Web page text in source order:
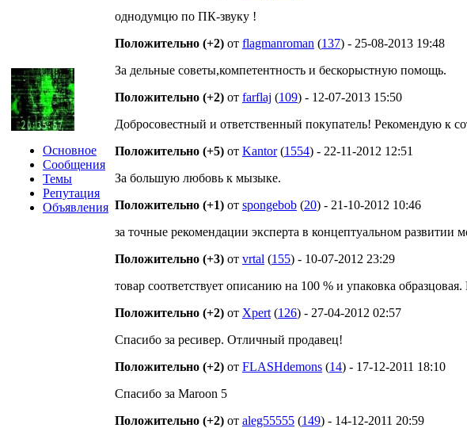
Основное
Сообщения
Темы
Репутация
Объявления
однодумцю по ПК-звуку !
Положительно (+2) от flagmanroman (137) - 25-08-2013 19:48
За дельные советы,компетентность и бескорыстную помощь.
Положительно (+2) от farflaj (109) - 12-07-2013 15:50
Добросовестный и ответственный покупатель! Рекомендую к
Положительно (+5) от Kantor(1554) - 22-11-2012 12:51
За большую любовь к мызыке.
Положительно (+1) от spongebob (20) - 21-10-2012 10:46
за точные рекомендации эксперта в концептуальном развитии
Положительно (+3) от vrtal (155) - 10-07-2012 23:29
товар соответствует описанию на 100 % и упаковка
Положительно (+2) от Xpert (126) - 27-04-2012 02:57
Спасибо за ресивер. Отличный продавец!
Положительно (+2) от FLASHdemons (14) - 17-12-2011 18:10
Спасибо за Maroon 5
Положительно (+2) от aleg55555 (149) - 14-12-2011 20:59